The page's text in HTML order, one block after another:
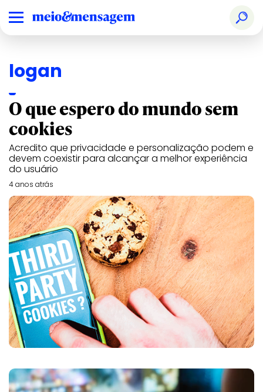
logan
O que espero do mundo sem
cookies
Acredito que privacidade e personalização podem e
devem coexistir para alcançar a melhor experiência
do usuário
4 anos atrás